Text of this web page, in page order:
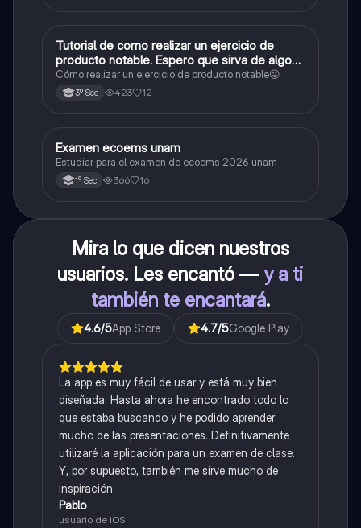
Matemáticas
Tutorial de como realizar un ejercicio de
producto notable. Espero que sirva de algo💕
😜
Cómo realizar un ejercicio de producto notable😜
3º Sec 423 12
Español
Examen ecoems unam
Estudiar para el examen de ecoems 2026 unam
1º Sec 366 16
Mira lo que dicen nuestros
usuarios. Les encantó —y a ti
también te encantará.
4.6/5App Store 4.7/5Google Play
La app es muy fácil de usar y está muy bien
diseñada. Hasta ahora he encontrado todo lo
que estaba buscando y he podido aprender
mucho de las presentaciones. Definitivamente
utilizaré la aplicación para un examen de clase.
Y, por supuesto, también me sirve mucho de
inspiración.
Pablo
usuario de iOS